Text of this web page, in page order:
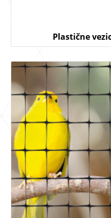
Plastične